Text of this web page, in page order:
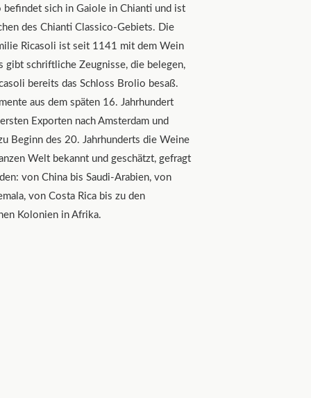
befindet sich in Gaiole in Chianti und ist
des Chianti Classico-Gebiets. Die
Ricasoli ist seit 1141 mit dem Wein
gibt schriftliche Zeugnisse, die belegen,
bereits das Schloss Brolio besaß.
aus dem späten 16. Jahrhundert
Exporten nach Amsterdam und
Beginn des 20. Jahrhunderts die Weine
Welt bekannt und geschätzt, gefragt
von China bis Saudi-Arabien, von
von Costa Rica bis zu den
Kolonien in Afrika.